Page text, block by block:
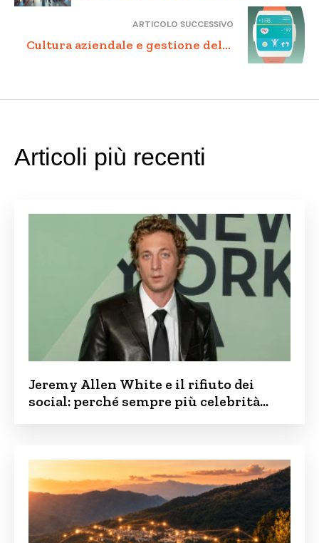
vettore di crescita e hub per
l’innovazioneARTICOLO SUCCESSIVO
Cultura aziendale e gestione delle
Articoli più recenti
Jeremy Allen White e il rifiuto dei
social: perché sempre più celebrità